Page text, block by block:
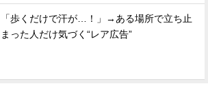
「歩くだけで汗が…！」→ある場所で立ち止
まった人だけ気づく“レア広告”